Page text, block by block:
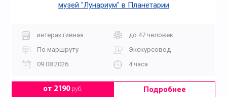
музей "Лунариум" в Планетарии
интерактивная
до 47 человек
По маршруту
Экскурсовод
09.08.2026
4 часа
от 2190руб. Подробнее